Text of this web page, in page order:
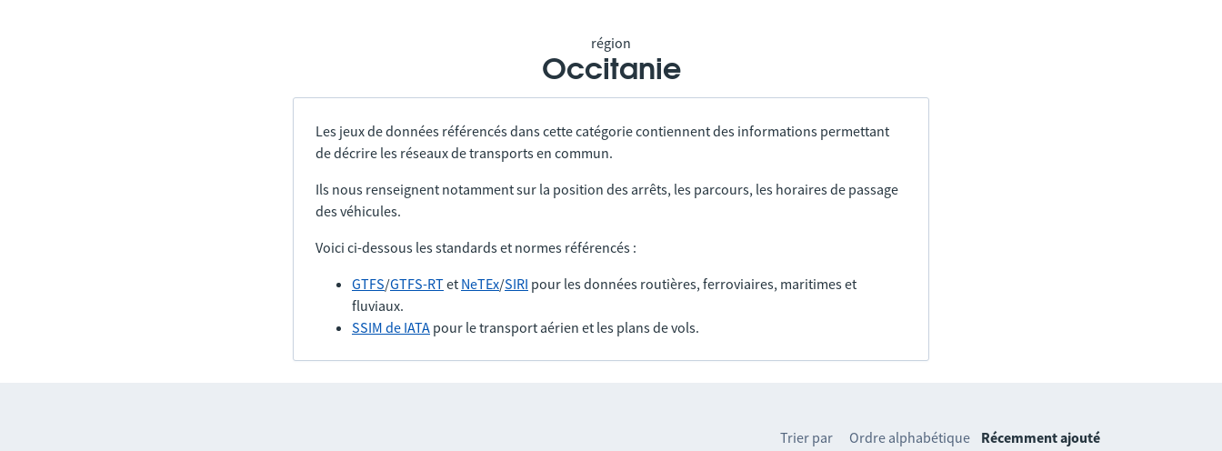
région
Occitanie
Les jeux de données référencés dans cette catégorie contiennent des informations permettant
de décrire les réseaux de transports en commun.
Ils nous renseignent notamment sur la position des arrêts, les parcours, les horaires de passage
des véhicules.
Voici ci-dessous les standards et normes référencés :
GTFS/GTFS-RTet NeTEx/SIRI pour les données routières, ferroviaires, maritimes et
fluviaux.
SSIM de IATA pour le transport aérien et les plans de vols.
Trier par Ordre alphabétique Récemment ajouté